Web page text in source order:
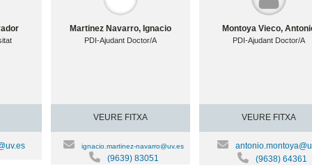
Martinez Navarro, Ignacio
PDI-Ajudant Doctor/A
VEURE FITXA
ignacio.martinez-navarro@uv.es
(9639) 83051
Montoya Vieco,
PDI-Ajudant Doctor/A
VEURE FITXA
(9638) 64361